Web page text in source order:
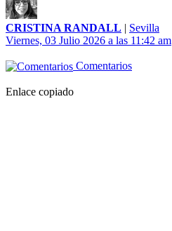
CRISTINA RANDALL | Sevilla
Viernes, 03 Julio 2026 a las 11:42 am
Comentarios
Enlace copiado